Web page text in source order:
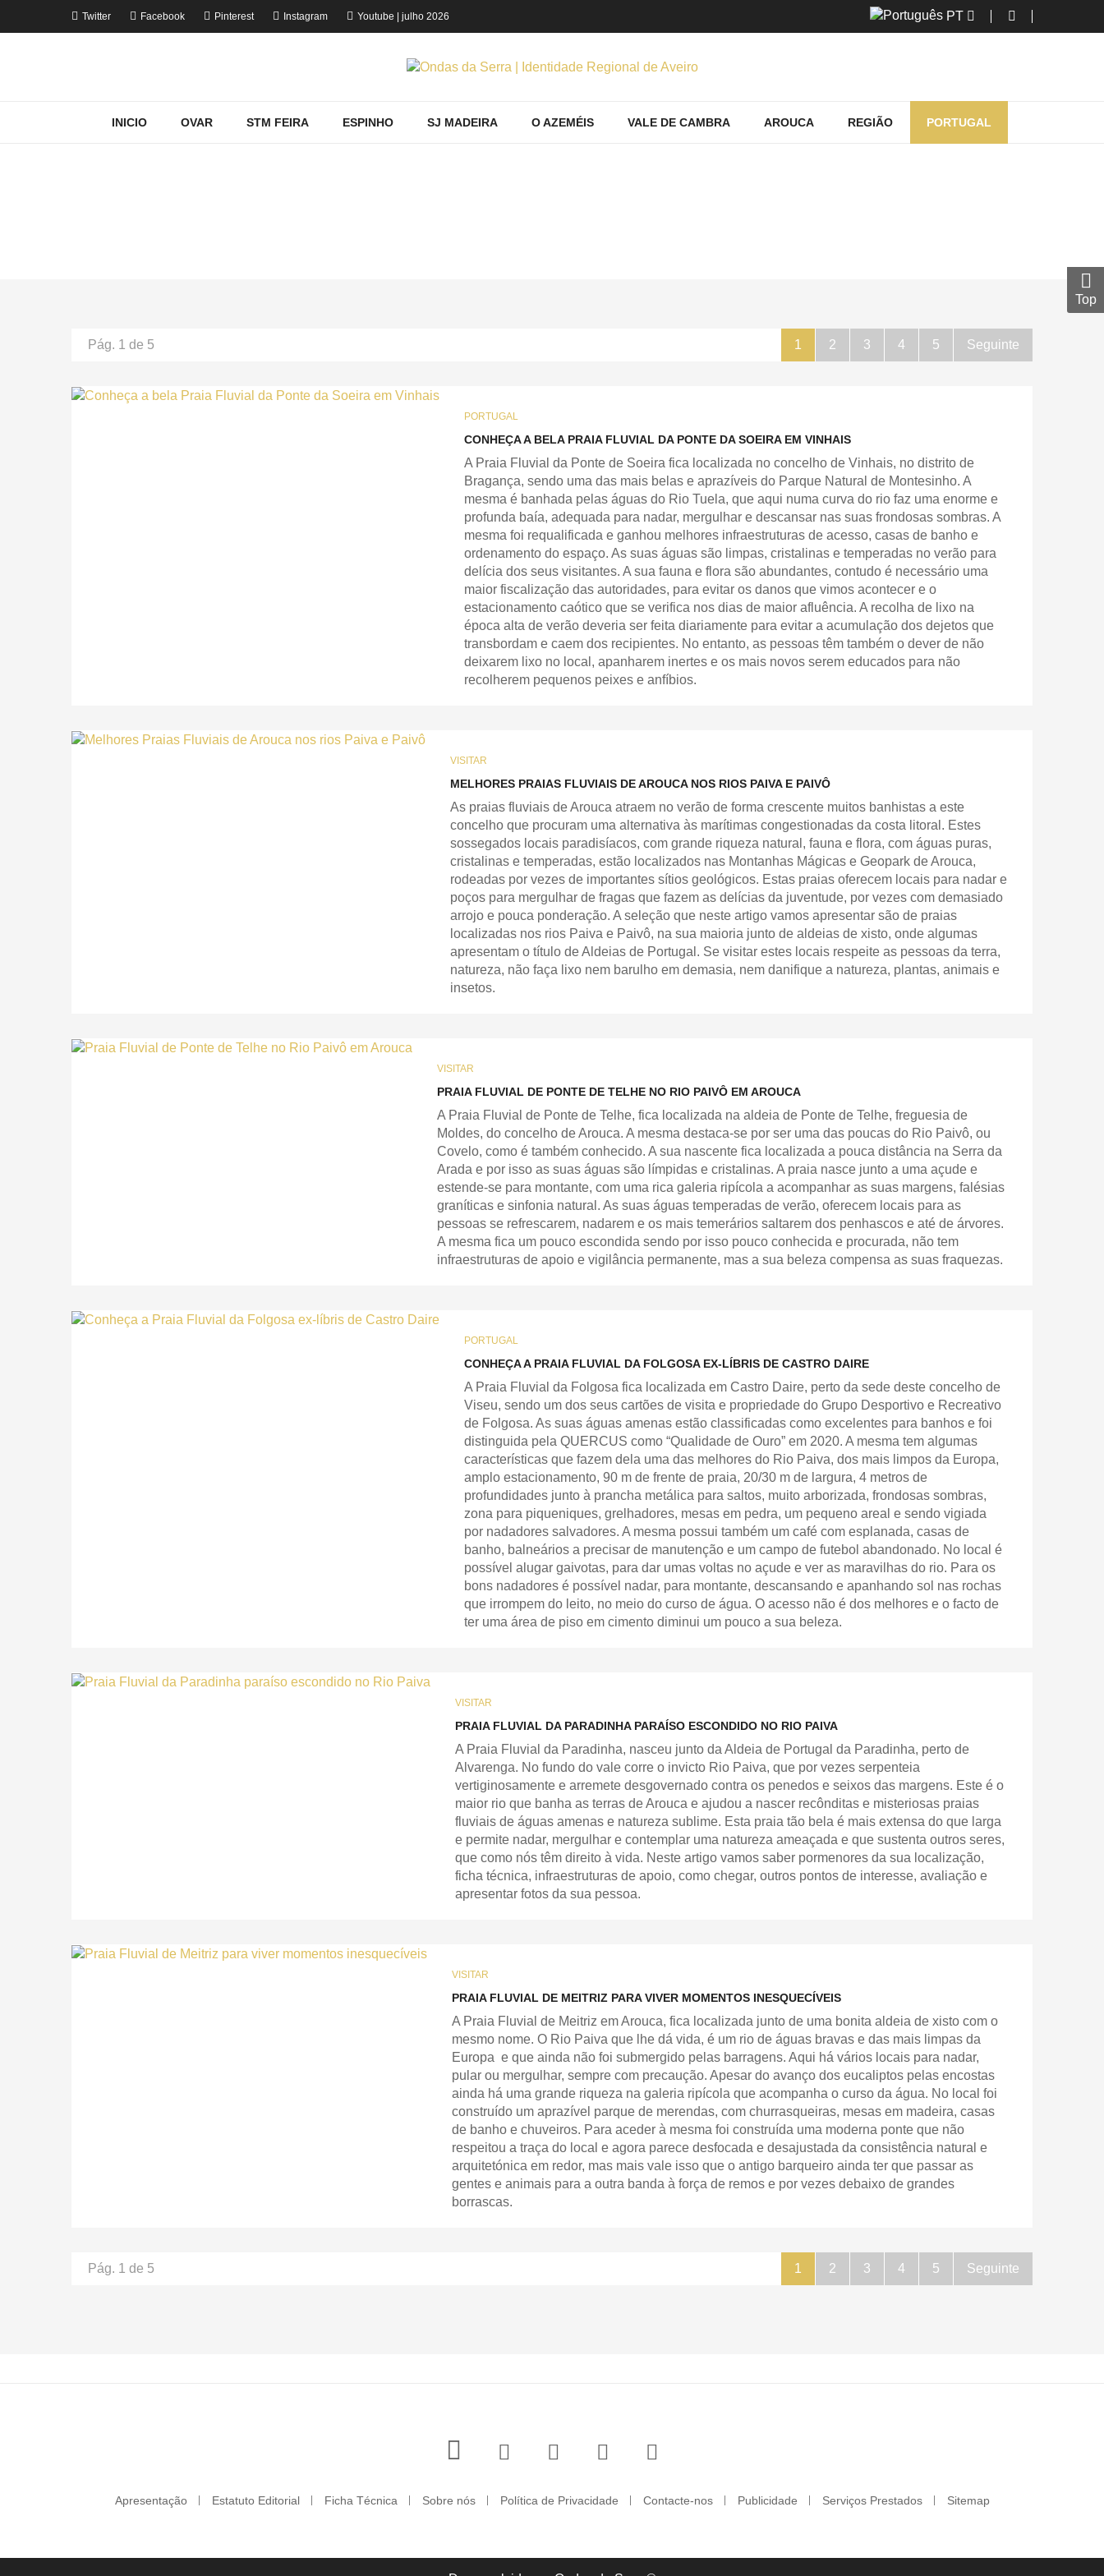
Twitter Facebook Pinterest Instagram Youtube | julho 2026 PT
INICIO OVAR STM FEIRA ESPINHO SJ MADEIRA O AZEMÉIS VALE DE CAMBRA AROUCA REGIÃO PORTUGAL
1 2 3 4 5 Seguinte
Pág. 1 de 5
PORTUGAL
CONHEÇA A BELA PRAIA FLUVIAL DA PONTE DA SOEIRA EM VINHAIS
A Praia Fluvial da Ponte de Soeira fica localizada no concelho de Vinhais, no distrito de
Bragança, sendo uma das mais belas e aprazíveis do Parque Natural de Montesinho. A
mesma é banhada pelas águas do Rio Tuela, que aqui numa curva do rio faz uma enorme e
profunda baía, adequada para nadar, mergulhar e descansar nas suas frondosas sombras. A
mesma foi requalificada e ganhou melhores infraestruturas de acesso, casas de banho e
ordenamento do espaço. As suas águas são limpas, cristalinas e temperadas no verão para
delícia dos seus visitantes. A sua fauna e flora são abundantes, contudo é necessário uma
maior fiscalização das autoridades, para evitar os danos que vimos acontecer e o
estacionamento caótico que se verifica nos dias de maior afluência. A recolha de lixo na
época alta de verão deveria ser feita diariamente para evitar a acumulação dos dejetos que
transbordam e caem dos recipientes. No entanto, as pessoas têm também o dever de não
deixarem lixo no local, apanharem inertes e os mais novos serem educados para não
recolherem pequenos peixes e anfíbios.
VISITAR
MELHORES PRAIAS FLUVIAIS DE AROUCA NOS RIOS PAIVA E PAIVÔ
As praias fluviais de Arouca atraem no verão de forma crescente muitos banhistas a este
concelho que procuram uma alternativa às marítimas congestionadas da costa litoral. Estes
sossegados locais paradisíacos, com grande riqueza natural, fauna e flora, com águas puras,
cristalinas e temperadas, estão localizados nas Montanhas Mágicas e Geopark de Arouca,
rodeadas por vezes de importantes sítios geológicos. Estas praias oferecem locais para nadar e
poços para mergulhar de fragas que fazem as delícias da juventude, por vezes com demasiado
arrojo e pouca ponderação. A seleção que neste artigo vamos apresentar são de praias
localizadas nos rios Paiva e Paivô, na sua maioria junto de aldeias de xisto, onde algumas
apresentam o título de Aldeias de Portugal. Se visitar estes locais respeite as pessoas da terra,
natureza, não faça lixo nem barulho em demasia, nem danifique a natureza, plantas, animais e
insetos.
VISITAR
PRAIA FLUVIAL DE PONTE DE TELHE NO RIO PAIVÔ EM AROUCA
A Praia Fluvial de Ponte de Telhe, fica localizada na aldeia de Ponte de Telhe, freguesia de
Moldes, do concelho de Arouca. A mesma destaca-se por ser uma das poucas do Rio Paivô, ou
Covelo, como é também conhecido. A sua nascente fica localizada a pouca distância na Serra da
Arada e por isso as suas águas são límpidas e cristalinas. A praia nasce junto a uma açude e
estende-se para montante, com uma rica galeria ripícola a acompanhar as suas margens, falésias
graníticas e sinfonia natural. As suas águas temperadas de verão, oferecem locais para as
pessoas se refrescarem, nadarem e os mais temerários saltarem dos penhascos e até de árvores.
A mesma fica um pouco escondida sendo por isso pouco conhecida e procurada, não tem
infraestruturas de apoio e vigilância permanente, mas a sua beleza compensa as suas fraquezas.
PORTUGAL
CONHEÇA A PRAIA FLUVIAL DA FOLGOSA EX-LÍBRIS DE CASTRO DAIRE
A Praia Fluvial da Folgosa fica localizada em Castro Daire, perto da sede deste concelho de
Viseu, sendo um dos seus cartões de visita e propriedade do Grupo Desportivo e Recreativo
de Folgosa. As suas águas amenas estão classificadas como excelentes para banhos e foi
distinguida pela QUERCUS como “Qualidade de Ouro” em 2020. A mesma tem algumas
características que fazem dela uma das melhores do Rio Paiva, dos mais limpos da Europa,
amplo estacionamento, 90 m de frente de praia, 20/30 m de largura, 4 metros de
profundidades junto à prancha metálica para saltos, muito arborizada, frondosas sombras,
zona para piqueniques, grelhadores, mesas em pedra, um pequeno areal e sendo vigiada
por nadadores salvadores. A mesma possui também um café com esplanada, casas de
banho, balneários a precisar de manutenção e um campo de futebol abandonado. No local é
possível alugar gaivotas, para dar umas voltas no açude e ver as maravilhas do rio. Para os
bons nadadores é possível nadar, para montante, descansando e apanhando sol nas rochas
que irrompem do leito, no meio do curso de água. O acesso não é dos melhores e o facto de
ter uma área de piso em cimento diminui um pouco a sua beleza.
VISITAR
PRAIA FLUVIAL DA PARADINHA PARAÍSO ESCONDIDO NO RIO PAIVA
A Praia Fluvial da Paradinha, nasceu junto da Aldeia de Portugal da Paradinha, perto de
Alvarenga. No fundo do vale corre o invicto Rio Paiva, que por vezes serpenteia
vertiginosamente e arremete desgovernado contra os penedos e seixos das margens. Este é o
maior rio que banha as terras de Arouca e ajudou a nascer recônditas e misteriosas praias
fluviais de águas amenas e natureza sublime. Esta praia tão bela é mais extensa do que larga
e permite nadar, mergulhar e contemplar uma natureza ameaçada e que sustenta outros seres,
que como nós têm direito à vida. Neste artigo vamos saber pormenores da sua localização,
ficha técnica, infraestruturas de apoio, como chegar, outros pontos de interesse, avaliação e
apresentar fotos da sua pessoa.
VISITAR
PRAIA FLUVIAL DE MEITRIZ PARA VIVER MOMENTOS INESQUECÍVEIS
A Praia Fluvial de Meitriz em Arouca, fica localizada junto de uma bonita aldeia de xisto com o
mesmo nome. O Rio Paiva que lhe dá vida, é um rio de águas bravas e das mais limpas da
Europa e que ainda não foi submergido pelas barragens. Aqui há vários locais para nadar,
pular ou mergulhar, sempre com precaução. Apesar do avanço dos eucaliptos pelas encostas
ainda há uma grande riqueza na galeria ripícola que acompanha o curso da água. No local foi
construído um aprazível parque de merendas, com churrasqueiras, mesas em madeira, casas
de banho e chuveiros. Para aceder à mesma foi construída uma moderna ponte que não
respeitou a traça do local e agora parece desfocada e desajustada da consistência natural e
arquitetónica em redor, mas mais vale isso que o antigo barqueiro ainda ter que passar as
gentes e animais para a outra banda à força de remos e por vezes debaixo de grandes
borrascas.
1 2 3 4 5 Seguinte
Pág. 1 de 5
Apresentação Estatuto Editorial Ficha Técnica Sobre nós Política de Privacidade Contacte-nos Publicidade Serviços Prestados Sitemap
Top